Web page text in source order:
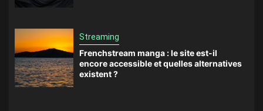
Streaming
Frenchstream manga : le site est-il
encore accessible et quelles alternatives
existent ?